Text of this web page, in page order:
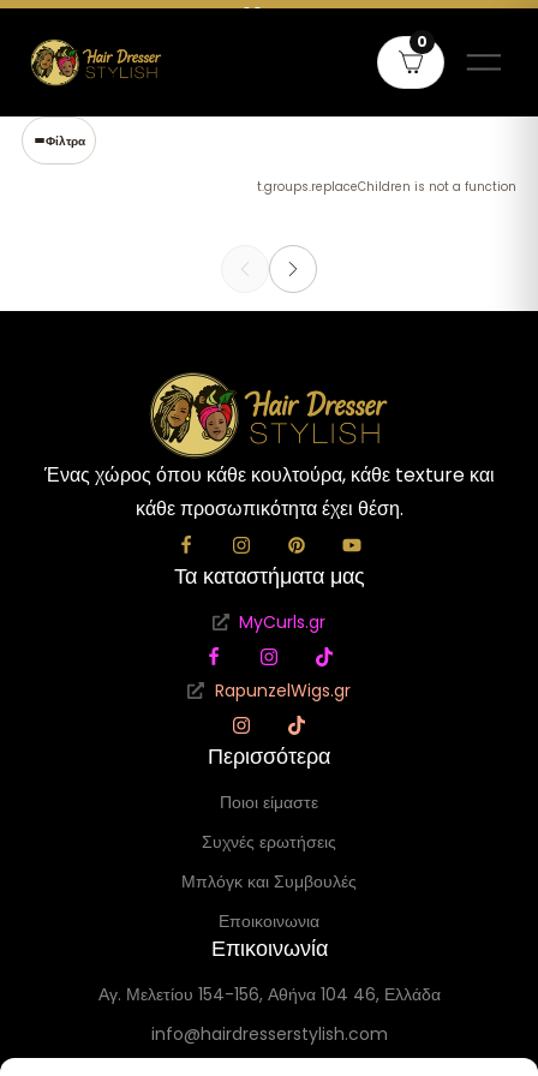
Δωρεάν μεταφορικά άνω των 60€ σε όλη την Ελλάδα και άνω των
0
Φίλτρα
t.groups.replaceChildren is not a function
Ένας χώρος όπου κάθε κουλτούρα, κάθε texture και
κάθε προσωπικότητα έχει θέση.
Τα καταστήματα μας
MyCurls.gr
RapunzelWigs.gr
Περισσότερα
Ποιοι είμαστε
Συχνές ερωτήσεις
Μπλόγκ και Συμβουλές
Εποικοινωνια
Επικοινωνία
Αγ. Μελετίου 154-156, Αθήνα 104 46, Ελλάδα
info@hairdresserstylish.com